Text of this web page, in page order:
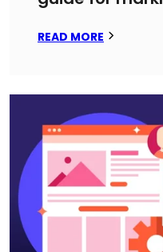
READ MORE